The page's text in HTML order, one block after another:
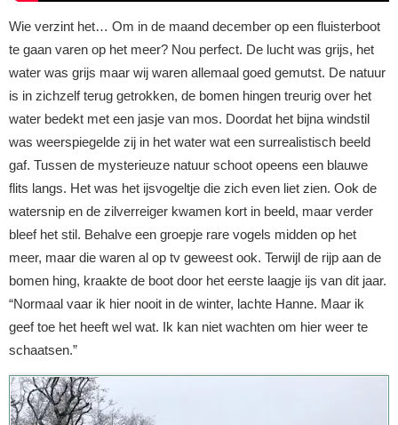
Wie verzint het… Om in de maand december op een fluisterboot
te gaan varen op het meer? Nou perfect. De lucht was grijs, het
water was grijs maar wij waren allemaal goed gemutst. De natuur
is in zichzelf terug getrokken, de bomen hingen treurig over het
water bedekt met een jasje van mos. Doordat het bijna windstil
was weerspiegelde zij in het water wat een surrealistisch beeld
gaf. Tussen de mysterieuze natuur schoot opeens een blauwe
flits langs. Het was het ijsvogeltje die zich even liet zien. Ook de
watersnip en de zilverreiger kwamen kort in beeld, maar verder
bleef het stil. Behalve een groepje rare vogels midden op het
meer, maar die waren al op tv geweest ook. Terwijl de rijp aan de
bomen hing, kraakte de boot door het eerste laagje ijs van dit jaar.
“Normaal vaar ik hier nooit in de winter, lachte Hanne. Maar ik
geef toe het heeft wel wat. Ik kan niet wachten om hier weer te
schaatsen.”